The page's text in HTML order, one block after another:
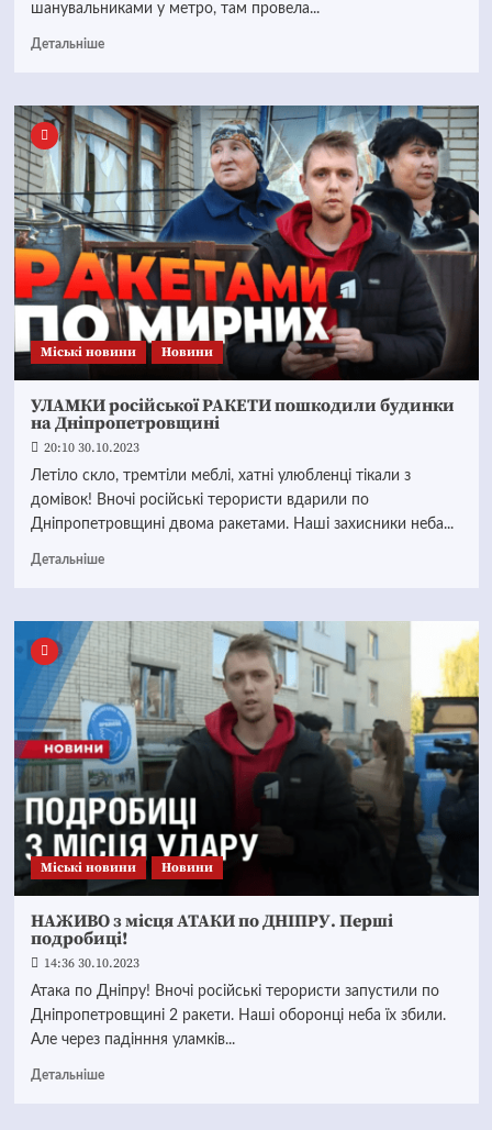
шанувальниками у метро, там провела...
Детальніше
Mіські новини Новини
УЛАМКИ російської РАКЕТИ пошкодили будинки
на Дніпропетровщині
20:10 30.10.2023
Летіло скло, тремтіли меблі, хатні улюбленці тікали з
домівок! Вночі російські терористи вдарили по
Дніпропетровщині двома ракетами. Наші захисники неба...
Детальніше
Mіські новини Новини
НАЖИВО з місця АТАКИ по ДНІПРУ. Перші
подробиці!
14:36 30.10.2023
Атака по Дніпру! Вночі російські терористи запустили по
Дніпропетровщині 2 ракети. Наші оборонці неба їх збили.
Але через падінння уламків...
Детальніше